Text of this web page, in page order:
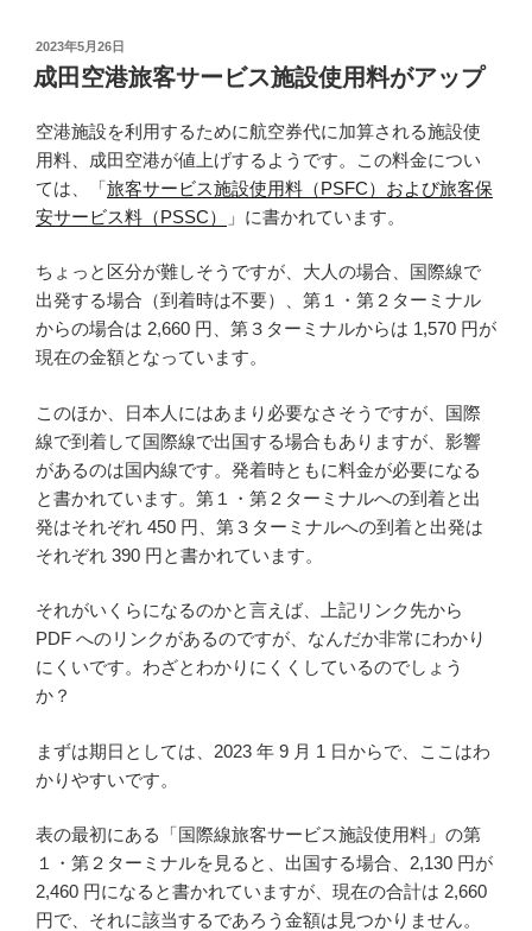
投
稿
日:
2023年5月26日
成田空港旅客サービス施設使用料がアップ
空港施設を利用するために航空券代に加算される施設使
用料、成田空港が値上げするようです。この料金につい
ては、「旅客サービス施設使用料（PSFC）および旅客保
安サービス料（PSSC）
」に書かれています。
ちょっと区分が難しそうですが、大人の場合、国際線で
出発する場合（到着時は不要）、第１・第２ターミナル
からの場合は 2,660 円、第３ターミナルからは 1,570 円が
現在の金額となっています。
このほか、日本人にはあまり必要なさそうですが、国際
線で到着して国際線で出国する場合もありますが、影響
があるのは国内線です。発着時ともに料金が必要になる
と書かれています。第１・第２ターミナルへの到着と出
発はそれぞれ 450 円、第３ターミナルへの到着と出発は
それぞれ 390 円と書かれています。
それがいくらになるのかと言えば、上記リンク先から
PDF へのリンクがあるのですが、なんだか非常にわかり
にくいです。わざとわかりにくくしているのでしょう
か？
まずは期日としては、2023 年 9 月 1 日からで、ここはわ
かりやすいです。
表の最初にある「国際線旅客サービス施設使用料」の第
１・第２ターミナルを見ると、出国する場合、2,130 円が
2,460 円になると書かれていますが、現在の合計は 2,660
円で、それに該当するであろう金額は見つかりません。